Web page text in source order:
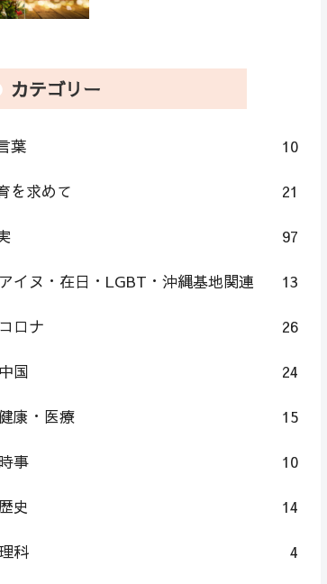
カテゴリー
葉 10
を求めて 21
97
アイヌ・在日・LGBT・沖縄基地関連 13
コロナ 26
中国 24
康・医療 15
時事 10
歴史 14
科 4